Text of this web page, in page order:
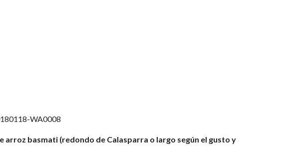
basmati (redondo de Calasparra o largo según el gusto y